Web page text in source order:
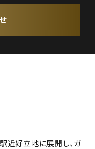
近好立地に展開し、ガ